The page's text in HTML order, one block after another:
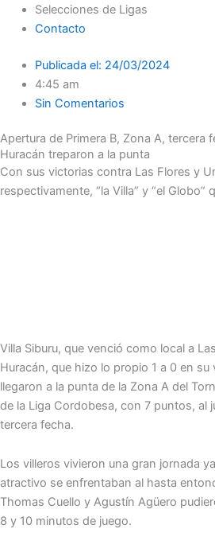
Selecciones de Ligas
Contacto
Publicada el: 24/03/2024
4:45 am
Sin Comentarios
Apertura de Primera B, Zona A, tercera
Huracán treparon a la punta
Con sus victorias contra Las Flores y
respectivamente, “la Villa” y “el Globo”
Villa Siburu, que venció como local a
Huracán, que hizo lo propio 1 a 0 en su
llegaron a la punta de la Zona A del
de la Liga Cordobesa, con 7 puntos, al
tercera fecha.
Los villeros vivieron una gran jornada
atractivo se enfrentaban al hasta
Thomas Cuello y Agustín Agüero
8 y 10 minutos de juego.